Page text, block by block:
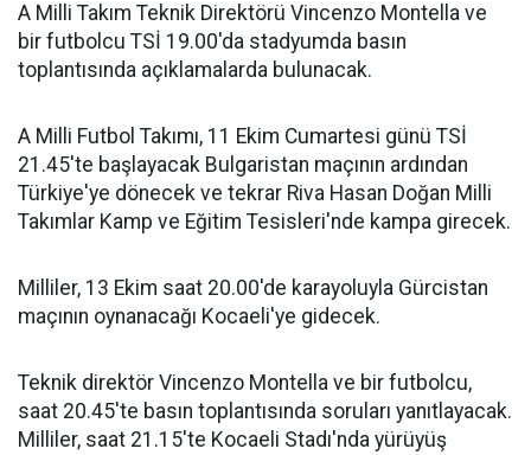
A Milli Takım Teknik Direktörü Vincenzo Montella ve
bir futbolcu TSİ 19.00'da stadyumda basın
toplantısında açıklamalarda bulunacak.
A Milli Futbol Takımı, 11 Ekim Cumartesi günü TSİ
21.45'te başlayacak Bulgaristan maçının ardından
Türkiye'ye dönecek ve tekrar Riva Hasan Doğan Milli
Takımlar Kamp ve Eğitim Tesisleri'nde kampa girecek.
Milliler, 13 Ekim saat 20.00'de karayoluyla Gürcistan
maçının oynanacağı Kocaeli'ye gidecek.
Teknik direktör Vincenzo Montella ve bir futbolcu,
saat 20.45'te basın toplantısında soruları yanıtlayacak.
Milliler, saat 21.15'te Kocaeli Stadı'nda yürüyüş